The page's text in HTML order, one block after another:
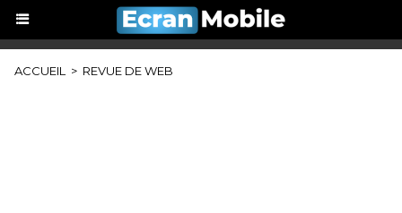
ACCUEIL > REVUE DE WEB